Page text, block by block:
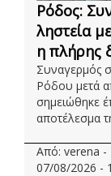
Ρόδος:
ληστεία
η πλήρης
Συναγερμός
Ρόδου μετά
σημειώθηκε
αποτέλεσμα
Από: verena -
07/08/2026 -